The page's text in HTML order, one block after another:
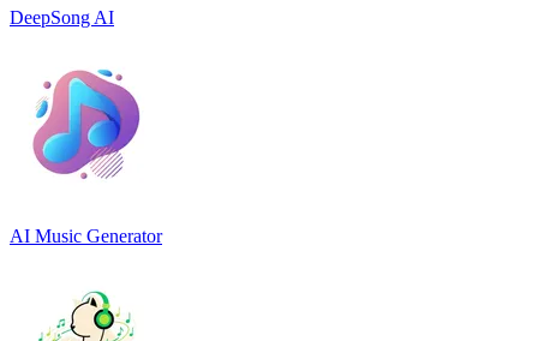
DeepSong AI
AI Music Generator